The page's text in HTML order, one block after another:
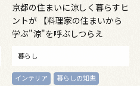
京都の住まいに涼しく暮らすヒ
ントが 【料理家の住まいから
学ぶ"涼"を呼ぶしつらえ
暮らし
インテリア 暮らしの知恵